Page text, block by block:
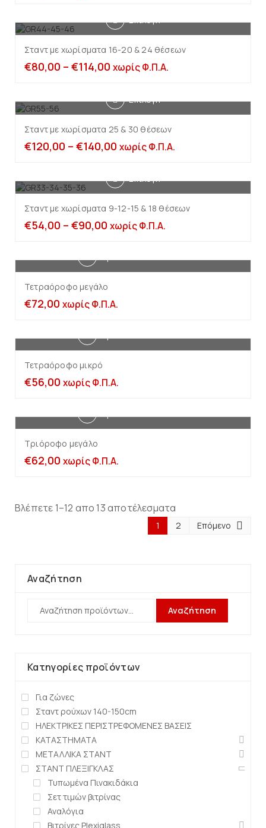
Επιλογή
Σταντ με χωρίσματα 16-20 & 24 θέσεων
€80,00 – €114,00 χωρίς Φ.Π.Α.
Επιλογή
Σταντ με χωρίσματα 25 & 30 θέσεων
€120,00 – €140,00 χωρίς Φ.Π.Α.
Επιλογή
Σταντ με χωρίσματα 9-12-15 & 18 θέσεων
€54,00 – €90,00 χωρίς Φ.Π.Α.
Τετραόροφο μεγάλο
€72,00 χωρίς Φ.Π.Α.
Τετραόροφο μικρό
€56,00 χωρίς Φ.Π.Α.
Τριόροφο μεγάλο
€62,00 χωρίς Φ.Π.Α.
Βλέπετε 1–12 απο 13 αποτέλεσματα
1 2 Επόμενο
Αναζήτηση
Αναζήτηση
Κατηγορίες προϊόντων
Για ζώνες
Σταντ ρούχων 140-150cm
ΗΛΕΚΤΡΙΚΕΣ ΠΕΡΙΣΤΡΕΦΟΜΕΝΕΣ ΒΑΣΕΙΣ
ΚΑΤΑΣΤΗΜΑΤΑ
ΜΕΤΑΛΛΙΚΑ ΣΤΑΝΤ
ΣΤΑΝΤ ΠΛΕΞΙΓΚΛΑΣ
Τυπωμένα Πινακιδάκια
Σετ τιμών βιτρίνας
Αναλόγια
Βιτρίνες Plexiglass